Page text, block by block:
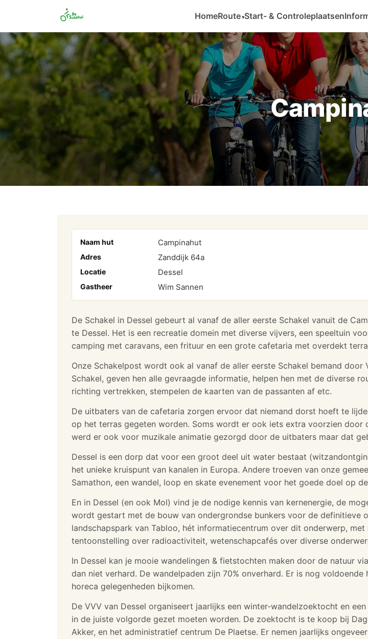
HomeRoute Start- & Controleplaatsen
Naam hut Campinahut
Adres Zanddijk 64a
Locatie Dessel
Gastheer Wim Sannen
De Schakel in Dessel gebeurt al vanaf de aller eerste Schakel vanuit de
te Dessel. Het is een recreatie domein met diverse vijvers, een speeltuin
camping met caravans, een frituur en een grote cafetaria met overdekt
Onze Schakelpost wordt ook al vanaf de aller eerste Schakel bemand door
Schakel, geven hen alle gevraagde informatie, helpen hen met de diverse
richting vertrekken, stempelen de kaarten van de passanten af etc.
De uitbaters van de cafetaria zorgen ervoor dat niemand dorst hoeft te
op het terras gegeten worden. Soms wordt er ook iets extra voorzien
werd er ook voor muzikale animatie gezorgd door de uitbaters maar dat
Dessel is een dorp dat voor een groot deel uit water bestaat
het unieke kruispunt van kanalen in Europa. Andere troeven van onze
Samathon, een wandel, loop en skate evenement voor het goede doel op
En in Dessel (en ook Mol) vind je de nodige kennis van kernenergie, de
wordt gestart met de bouw van ondergrondse bunkers voor de definitieve
landschapspark van Tabloo, hét informatiecentrum over dit onderwerp,
tentoonstelling over radioactiviteit, wetenschapcafés over diverse
In Dessel kan je mooie wandelingen & fietstochten maken door de natuur
dan niet verhard. De wandelpaden zijn 70% onverhard. Er is nog
horeca gelegenheden bijkomen.
De VVV van Dessel organiseert jaarlijks een winter-wandelzoektocht en
in de juiste volgorde gezet moeten worden. De zoektocht is te koop bij
Akker, en het administratief centrum De Plaetse. Er nemen jaarlijks